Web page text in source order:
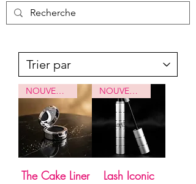
NOUVEAUTÉ
The Cake Liner
NOUVEAUTÉ
Lash Iconic